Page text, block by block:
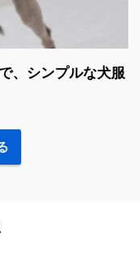
、シンプルな犬服